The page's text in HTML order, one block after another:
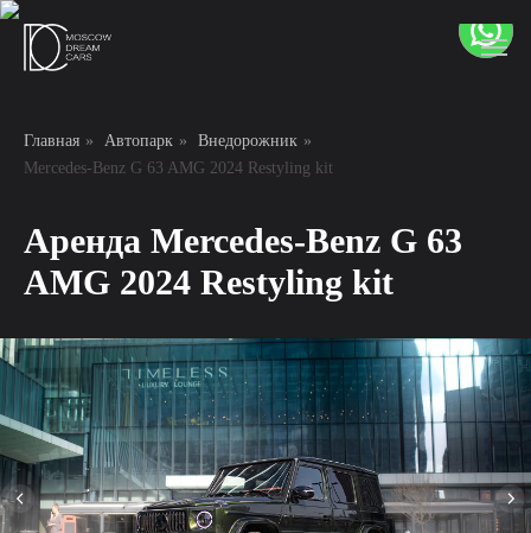
Главная » Автопарк » Внедорожник »
Mercedes-Benz G 63 AMG 2024 Restyling kit
Аренда Mercedes-Benz G 63
AMG 2024 Restyling kit